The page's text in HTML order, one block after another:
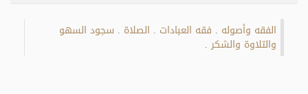
الفقه وأصوله فقه العبادات الصلاة سجود السهو
والتلاوة والشكر